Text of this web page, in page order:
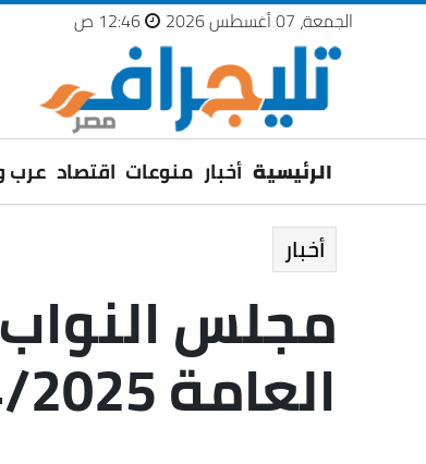
الجمعة، 07 أغسطس 2026
12:46 ص
الرئيسية أخبار منوعات اقتصاد عرب
أخبار
مجلس
العامة 2024/2025